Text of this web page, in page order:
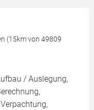
(15km von 49809
/ Auslegung,